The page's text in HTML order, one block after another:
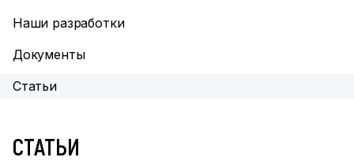
Наши разработки
Документы
Статьи
СТАТЬИ